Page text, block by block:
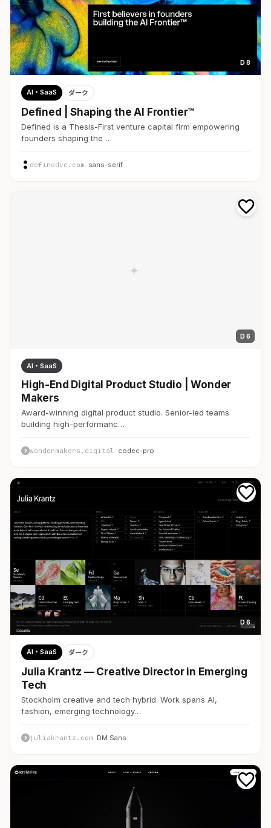
D 8
AI・SaaS ダーク
Defined | Shaping the AI Frontier™
Defined is a Thesis-First venture capital firm empowering
founders shaping the …
definedvc.com· sans-serif
D 6
AI・SaaS
High-End Digital Product Studio | Wonder
Makers
Award-winning digital product studio. Senior-led teams
building high-performanc…
wondermakers.digital · codec-pro
D 6
AI・SaaS ダーク
Julia Krantz — Creative Director in Emerging
Tech
Stockholm creative and tech hybrid. Work spans AI,
fashion, emerging technology…
juliakrantz.com· DM Sans